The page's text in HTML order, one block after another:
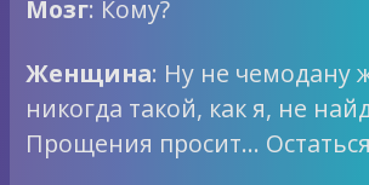
Мозг: Кому?
Женщина: Ну не чемодану
никогда такой, как я, не
Прощения просит…